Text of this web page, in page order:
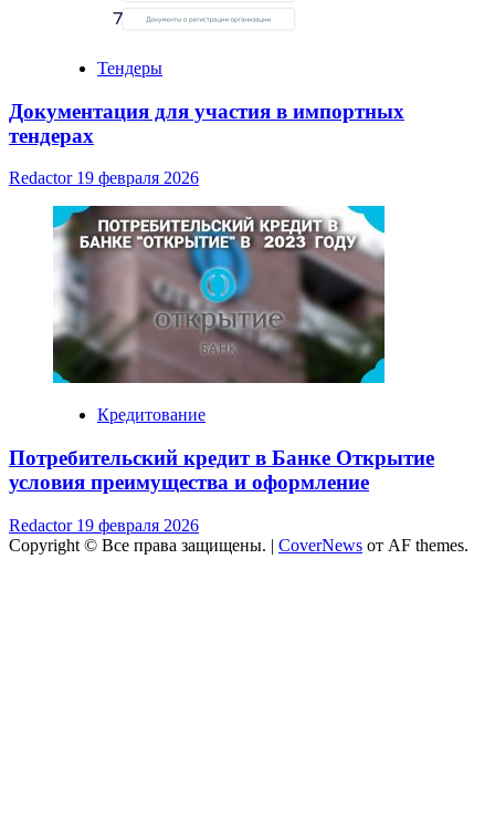
Тендеры
Документация для участия в импортных
тендерах
Redactor 19 февраля 2026
Кредитование
Потребительский кредит в Банке Открытие
условия преимущества и оформление
Redactor 19 февраля 2026
Copyright © Все права защищены. | CoverNews от AF themes.